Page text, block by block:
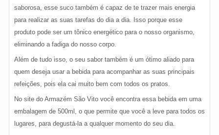
saborosa, esse suco também é capaz de te trazer mais energia
para realizar as suas tarefas do dia a dia. Isso porque esse
produto pode ser um tônico energético para o nosso organismo,
eliminando a fadiga do nosso corpo.
Além de tudo isso, o seu sabor também é um ótimo aliado para
quem deseja usar a bebida para acompanhar as suas principais
refeições, pois ela cai muito bem com todos os pratos.
No site do Armazém São Vito você encontra essa bebida em uma
embalagem de 500ml, o que permite que você a leve para todos os
lugares, para degustá-la a qualquer momento do seu dia.